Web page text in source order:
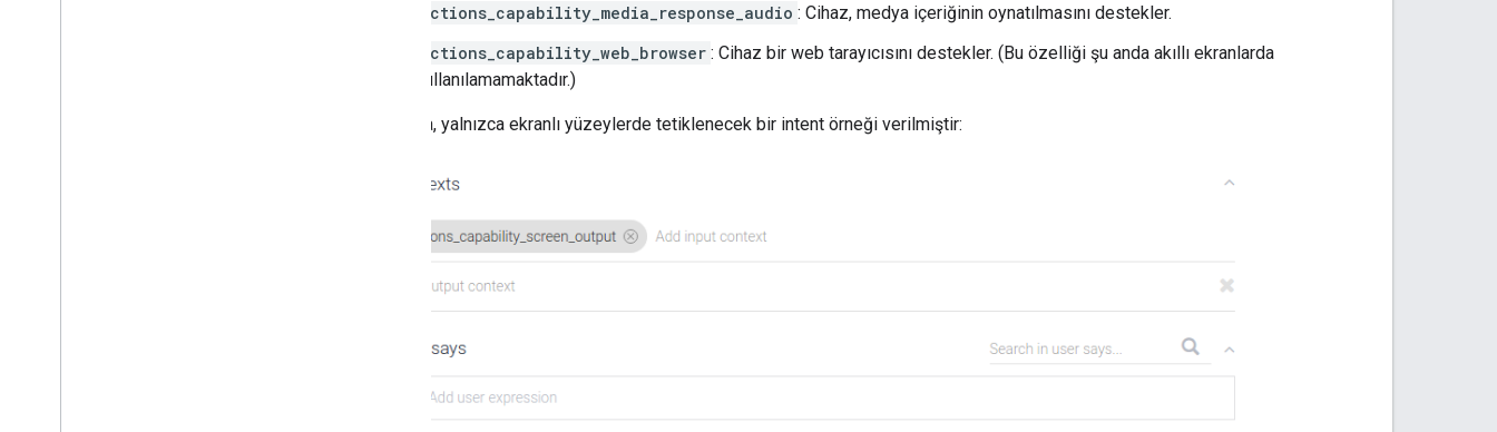
actions_capability_media_response_audio : Cihaz, medya içeriğinin oynatılmasını destekler.
actions_capability_web_browser : Cihaz bir web tarayıcısını destekler. (Bu özelliği şu anda akıllı ekranlarda
kullanılamamaktadır.)
Aşağıda, yalnızca ekranlı yüzeylerde tetiklenecek bir intent örneği verilmiştir: